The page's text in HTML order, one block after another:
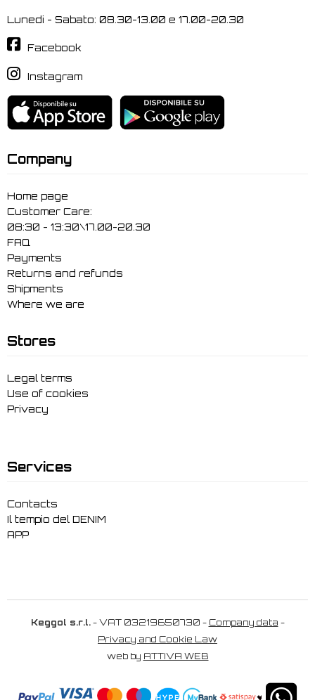
Lunedi - Sabato: 08.30-13.00 e 17.00-20.30
Facebook
Instagram
Company
Home page
Customer Care:
08:30 - 13:30\17.00-20.30
FAQ
Payments
Returns and refunds
Shipments
Where we are
Stores
Legal terms
Use of cookies
Privacy
Services
Contacts
Il tempio del DENIM
APP
Keggol s.r.l.- VAT 03219650730 - Company data -
Privacy and Cookie Law
web by ATTIVA WEB